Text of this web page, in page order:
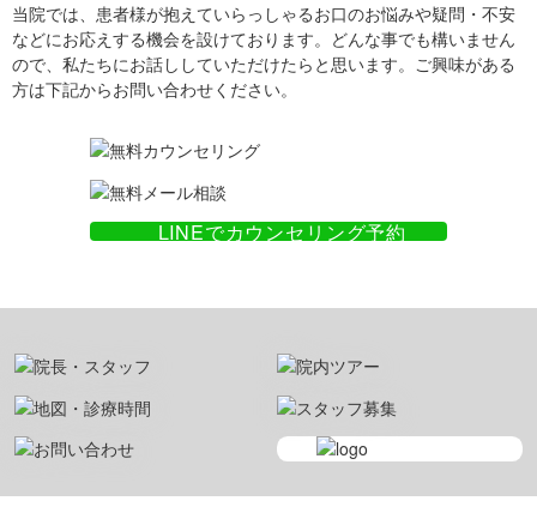
当院では、患者様が抱えていらっしゃるお口のお悩みや疑問・不安
などにお応えする機会を設けております。どんな事でも構いません
ので、私たちにお話ししていただけたらと思います。ご興味がある
方は下記からお問い合わせください。
LINEでカウンセリング予約